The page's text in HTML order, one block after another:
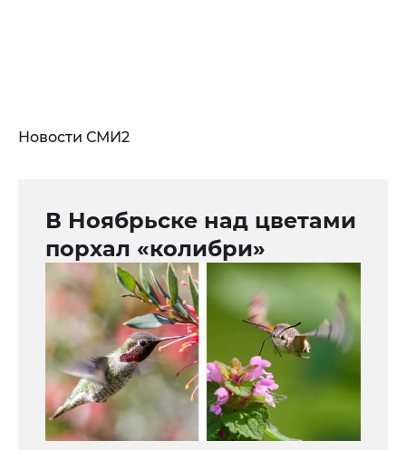
Новости СМИ2
В Ноябрьске над цветами
порхал «колибри»